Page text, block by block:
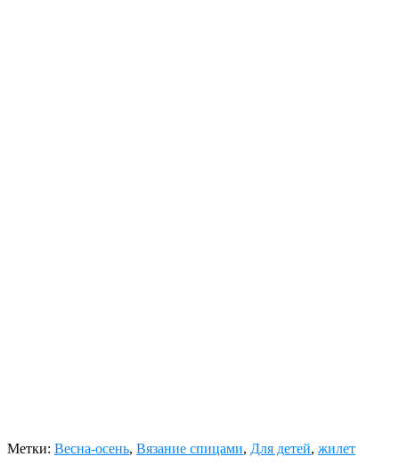
Метки: Весна-осень, Вязание спицами, Для детей, жилет